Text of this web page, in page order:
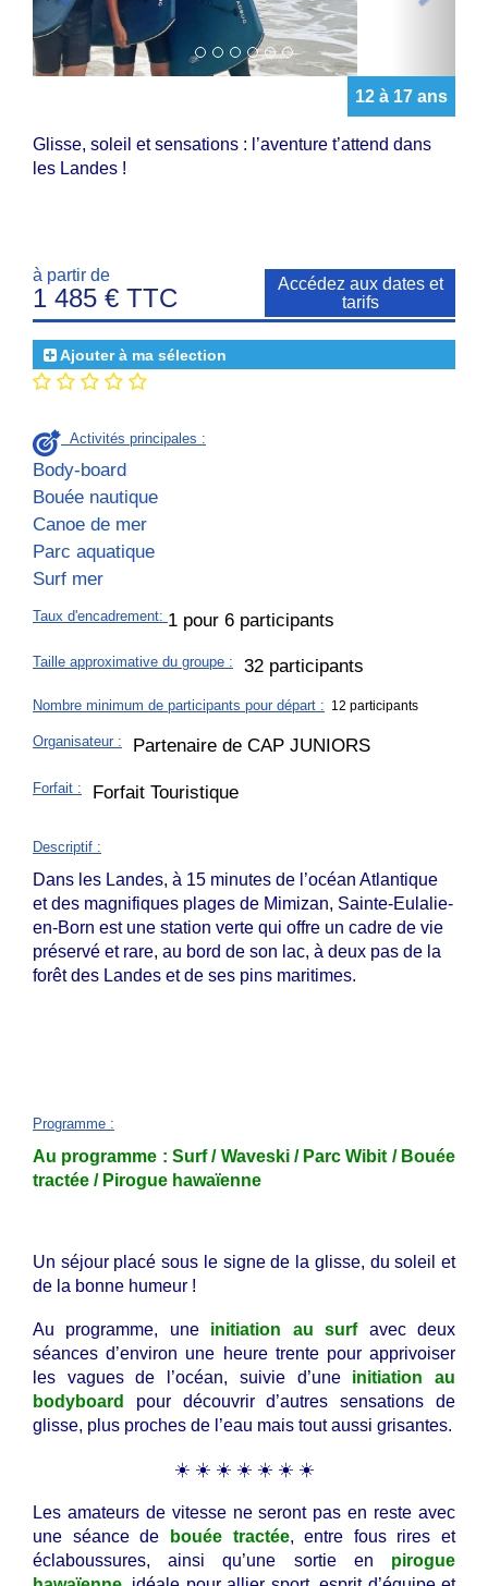
12 à 17 ans
Glisse, soleil et sensations : l’aventure t’attend dans
les Landes !
à partir de
1 485 € TTC
Accédez aux dates et
tarifs
Ajouter à ma sélection
Activités principales :
Body-board
Bouée nautique
Canoe de mer
Parc aquatique
Surf mer
Taux d'encadrement: 1 pour 6 participants
Taille approximative du groupe : 32 participants
Nombre minimum de participants pour départ : 12 participants
Organisateur : Partenaire de CAP JUNIORS
Forfait : Forfait Touristique
Descriptif :
Dans les Landes, à 15 minutes de l’océan Atlantique
et des magnifiques plages de Mimizan, Sainte-Eulalie-
en-Born est une station verte qui offre un cadre de vie
préservé et rare, au bord de son lac, à deux pas de la
forêt des Landes et de ses pins maritimes.
Programme :
Au programme : Surf / Waveski / Parc Wibit / Bouée
tractée / Pirogue hawaïenne
Un séjour placé sous le signe de la glisse, du soleil et
de la bonne humeur !
Au programme, une initiation au surf
avec deux
séances d’environ une heure trente pour apprivoiser
les vagues de l’océan, suivie d’une initiation au
bodyboard
pour découvrir d’autres sensations de
glisse, plus proches de l’eau mais tout aussi grisantes.
☀️ ☀️ ☀️ ☀️ ☀️ ☀️ ☀️
Les amateurs de vitesse ne seront pas en reste avec
une séance de
bouée tractée, entre fous rires et
éclaboussures, ainsi qu’une sortie en pirogue